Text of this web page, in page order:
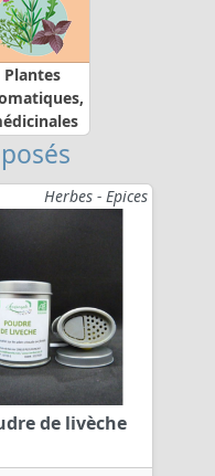
Plantes
Herbes - Epices
de livèche